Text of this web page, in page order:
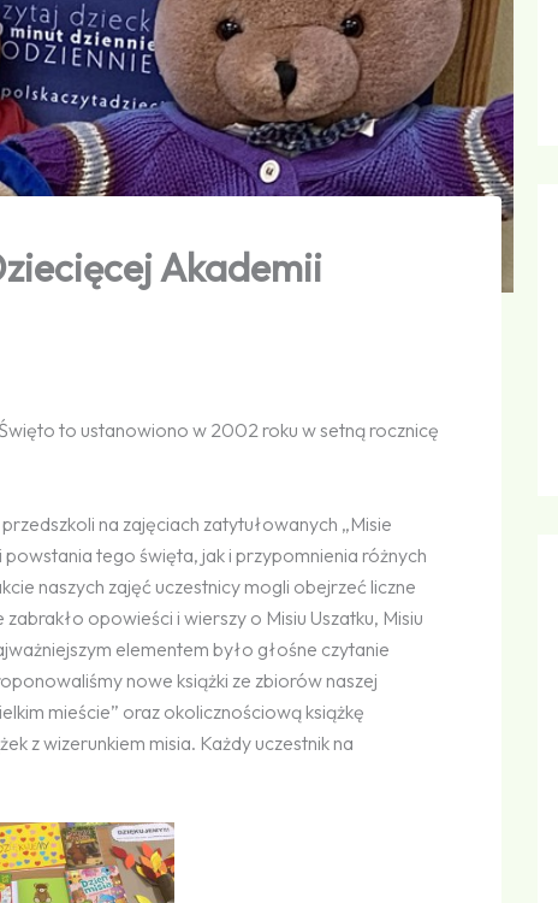
Akademii
to ustanowiono w 2002 roku w setną rocznicę
na zajęciach zatytułowanych „Misie
tego święta, jak i przypomnienia różnych
naszych zajęć uczestnicy mogli obejrzeć liczne
opowieści i wierszy o Misiu Uszatku, Misiu
elementem było głośne czytanie
nowe książki ze zbiorów naszej
mieście” oraz okolicznościową książkę
z wizerunkiem misia. Każdy uczestnik na